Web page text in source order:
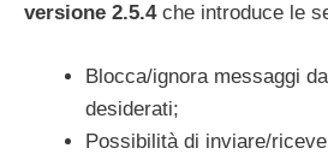
versione 2.5.4 che introduce le
Blocca/ignora messaggi
desiderati;
Possibilità di inviare/